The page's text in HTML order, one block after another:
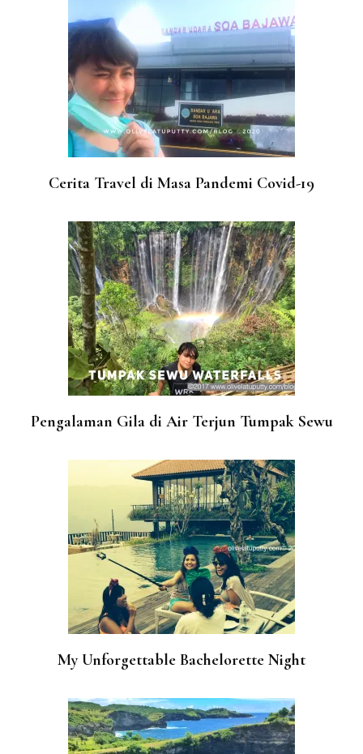
Cerita Travel di Masa Pandemi Covid-19
Pengalaman Gila di Air Terjun Tumpak Sewu
My Unforgettable Bachelorette Night